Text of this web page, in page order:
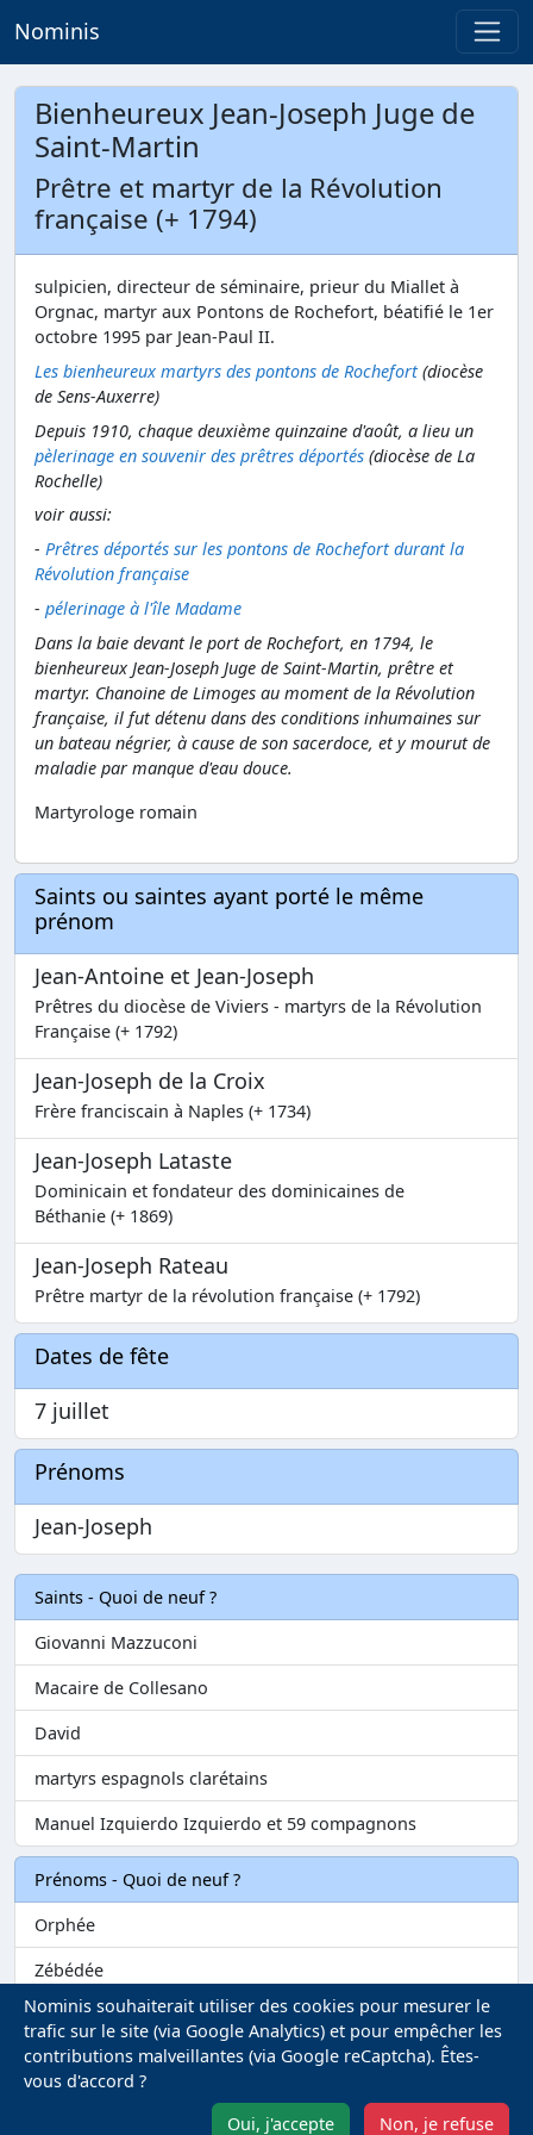
Nominis
Bienheureux Jean-Joseph Juge de
Saint-Martin
Prêtre et martyr de la Révolution
française (+ 1794)
sulpicien, directeur de séminaire, prieur du Miallet à
Orgnac, martyr aux Pontons de Rochefort, béatifié le 1er
octobre 1995 par Jean-Paul II.
Les bienheureux martyrs des pontons de Rochefort(diocèse
de Sens-Auxerre)
Depuis 1910, chaque deuxième quinzaine d'août, a lieu un
pèlerinage en souvenir des prêtres déportés (diocèse de La
Rochelle)
voir aussi:
- Prêtres déportés sur les pontons de Rochefort durant la
Révolution française
- pélerinage à l'île Madame
Dans la baie devant le port de Rochefort, en 1794, le
bienheureux Jean-Joseph Juge de Saint-Martin, prêtre et
martyr. Chanoine de Limoges au moment de la Révolution
française, il fut détenu dans des conditions inhumaines sur
un bateau négrier, à cause de son sacerdoce, et y mourut de
maladie par manque d'eau douce.
Martyrologe romain
Saints ou saintes ayant porté le même
prénom
Jean-Antoine et Jean-Joseph
Prêtres du diocèse de Viviers - martyrs de la Révolution
Française (+ 1792)
Jean-Joseph de la Croix
Frère franciscain à Naples (+ 1734)
Jean-Joseph Lataste
Dominicain et fondateur des dominicaines de
Béthanie (+ 1869)
Jean-Joseph Rateau
Prêtre martyr de la révolution française (+ 1792)
Dates de fête
7 juillet
Prénoms
Jean-Joseph
Saints - Quoi de neuf ?
Giovanni Mazzuconi
Macaire de Collesano
David
martyrs espagnols clarétains
Manuel Izquierdo Izquierdo et 59 compagnons
Prénoms - Quoi de neuf ?
Orphée
Zébédée
Melvil
Matilin
Nominis souhaiterait utiliser des cookies pour mesurer le
trafic sur le site (via Google Analytics) et pour empêcher les
contributions malveillantes (via Google reCaptcha). Êtes-
vous d'accord ?
Oui, j'accepte
Non, je refuse